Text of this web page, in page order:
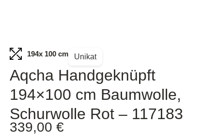
194x 100 cm Unikat
Aqcha Handgeknüpft
194×100 cm Baumwolle,
Schurwolle Rot – 117183
339,00 €